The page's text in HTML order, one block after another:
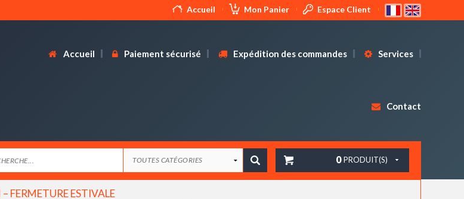
Accueil Mon Panier Espace Client
Accueil Paiement sécurisé Expédition des commandes Services
Contact
0 PRODUIT(S)
FERMETURE ESTIVALE